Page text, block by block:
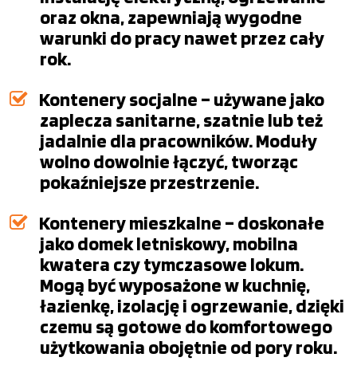
oraz okna, zapewniają wygodne
warunki do pracy nawet przez cały
rok.
Kontenery socjalne – używane jako
zaplecza sanitarne, szatnie lub też
jadalnie dla pracowników. Moduły
wolno dowolnie łączyć, tworząc
pokaźniejsze przestrzenie.
Kontenery mieszkalne – doskonałe
jako domek letniskowy, mobilna
kwatera czy tymczasowe lokum.
Mogą być wyposażone w kuchnię,
łazienkę, izolację i ogrzewanie, dzięki
czemu są gotowe do komfortowego
użytkowania obojętnie od pory roku.